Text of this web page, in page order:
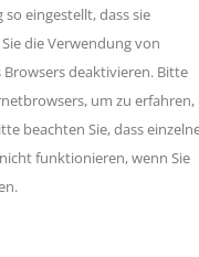
eingestellt, dass sie
die Verwendung von
deaktivieren. Bitte
um zu erfahren,
beachten Sie, dass
funktionieren, wenn Sie